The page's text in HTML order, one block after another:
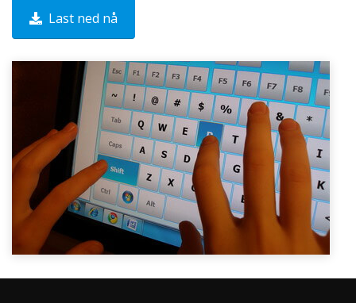
Last ned nå